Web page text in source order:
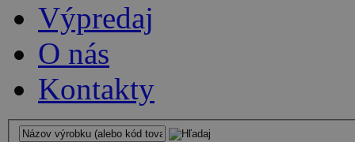
Výpredaj
O nás
Kontakty